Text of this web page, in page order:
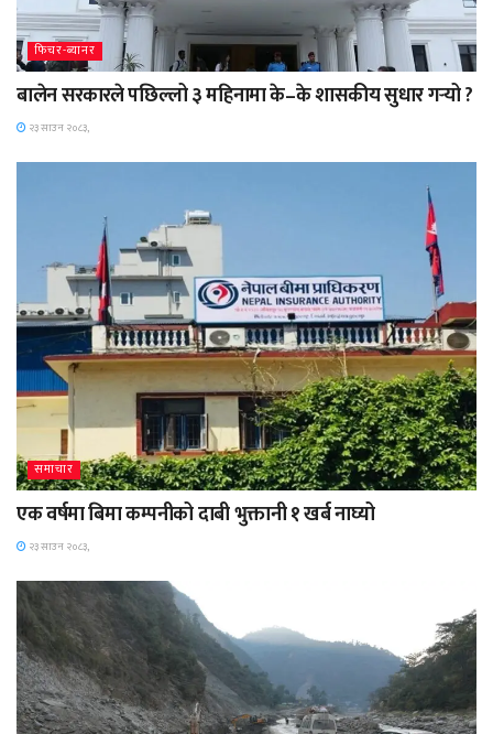
फिचर-ब्यानर
बालेन सरकारले पछिल्लो ३ महिनामा के–के शासकीय सुधार गर्‍यो ?
२३ साउन २०८३,
समाचार
एक वर्षमा बिमा कम्पनीको दाबी भुक्तानी १ खर्ब नाघ्यो
२३ साउन २०८३,